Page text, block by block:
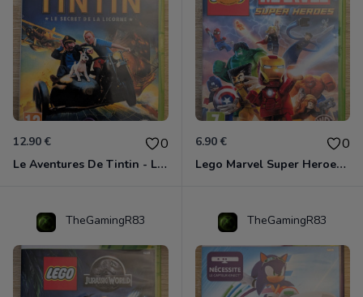
12.90 € 0
Le Aventures De Tintin - Le Secret De La Licorne Xbox 360
6.90 € 0
Lego Marvel Super Heroes Xbox 360
TheGamingR83 TheGamingR83